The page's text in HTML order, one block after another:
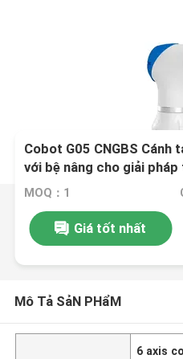
Cobot G05 CNGBS
với bệ nâng cho giải
MOQ：1
Giá tốt nhất
Mô Tả SảN PHẩM
6 axis